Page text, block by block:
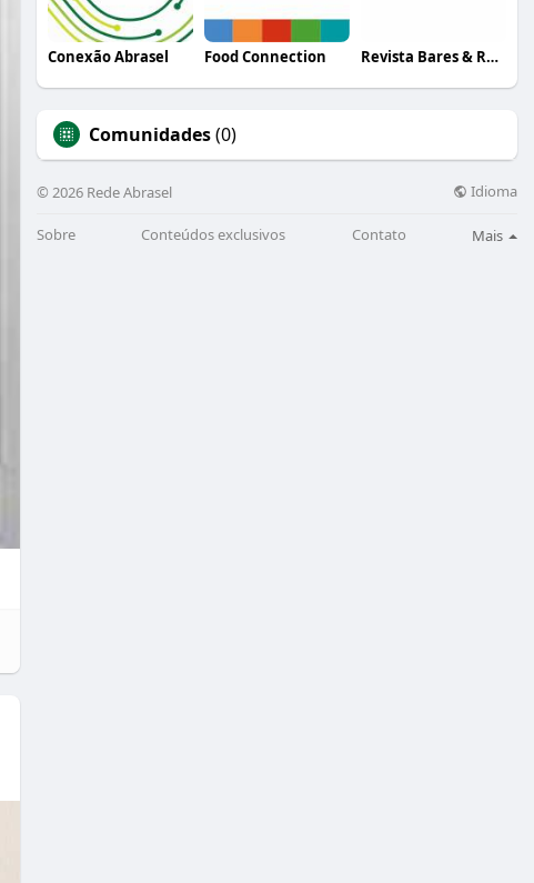
Conexão Abrasel Food Connection Revista Bares & Restaurantes
Comunidades(0)
© 2026 Rede Abrasel Idioma
Sobre Conteúdos exclusivos Contato Mais